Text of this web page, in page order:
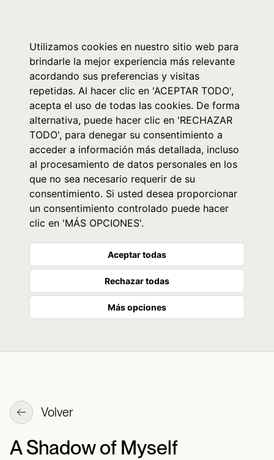
Utilizamos cookies en nuestro sitio web para
brindarle la mejor experiencia más relevante
acordando sus preferencias y visitas
repetidas. Al hacer clic en 'ACEPTAR TODO',
acepta el uso de todas las cookies. De forma
alternativa, puede hacer clic en 'RECHAZAR
TODO', para denegar su consentimiento a
acceder a información más detallada, incluso
al procesamiento de datos personales en los
que no sea necesario requerir de su
consentimiento. Si usted desea proporcionar
un consentimiento controlado puede hacer
clic en 'MÁS OPCIONES'.
Aceptar todas
Rechazar todas
Más opciones
Volver
A Shadow of Myself